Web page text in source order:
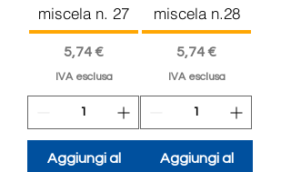
miscela n. 27
Prezzo
5,74 €
IVA esclusa
Aggiungi al
miscela n.28
Prezzo
5,74 €
IVA esclusa
Aggiungi al